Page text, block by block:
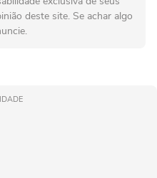
deste site. Se achar algo